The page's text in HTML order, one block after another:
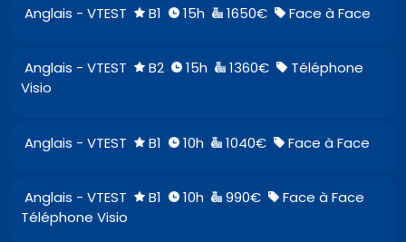
Anglais - VTEST B1 15h 1650€ Face à Face
Anglais - VTEST B2 15h 1360€
Téléphone
Visio
Anglais - VTEST B1 10h 1040€ Face à Face
Anglais - VTEST B1 10h 990€
Face à Face
Téléphone Visio